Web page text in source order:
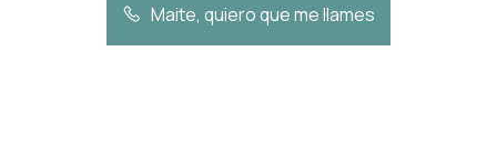
Maite, quiero que me llames